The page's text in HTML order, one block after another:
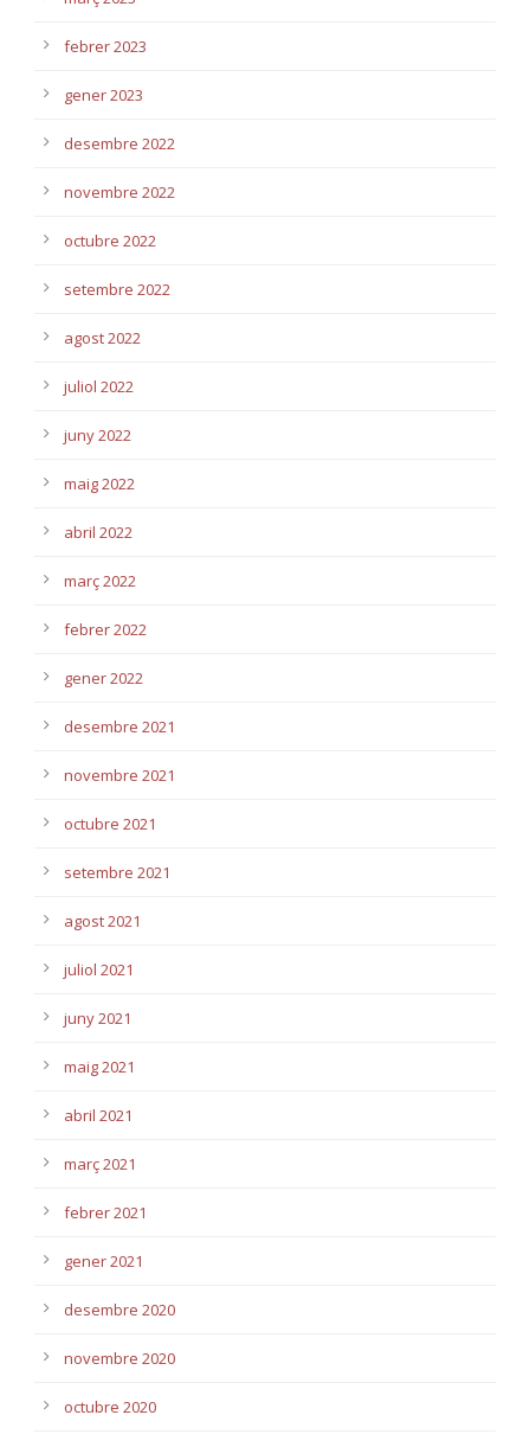
febrer 2023
gener 2023
desembre 2022
novembre 2022
octubre 2022
setembre 2022
agost 2022
juliol 2022
juny 2022
maig 2022
abril 2022
març 2022
febrer 2022
gener 2022
desembre 2021
novembre 2021
octubre 2021
setembre 2021
agost 2021
juliol 2021
juny 2021
maig 2021
abril 2021
març 2021
febrer 2021
gener 2021
desembre 2020
novembre 2020
octubre 2020